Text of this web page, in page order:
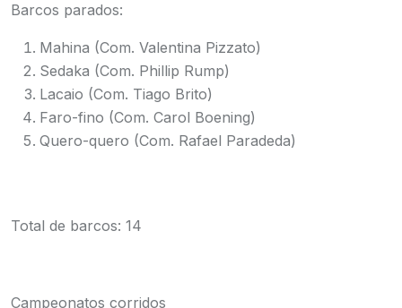
Barcos parados:
Mahina (Com. Valentina Pizzato)
Sedaka (Com. Phillip Rump)
Lacaio (Com. Tiago Brito)
Faro-fino (Com. Carol Boening)
Quero-quero (Com. Rafael Paradeda)
Total de barcos: 14
Campeonatos corridos